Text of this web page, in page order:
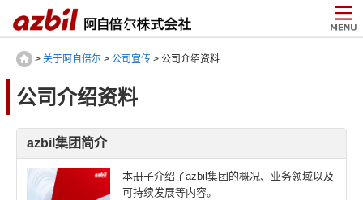
> 关于阿自倍尔 > 公司宣传 > 公司介绍资料
公司介绍资料
azbil集团简介
本册子介绍了azbil集团的概况、业务领域以及
可持续发展等内容。